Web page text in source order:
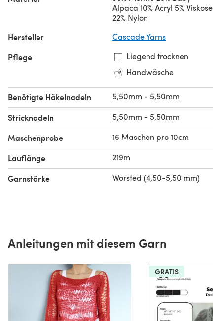
Alpaca 10% Acryl 5% Viskose
22% Nylon
Hersteller Cascade Yarns
Pflege
Liegend trocknen
Handwäsche
Benötigte Häkelnadeln 5,50mm - 5,50mm
Stricknadeln 5,50mm - 5,50mm
Maschenprobe 16 Maschen pro 10cm
Lauflänge 219m
Garnstärke Worsted (4,50-5,50 mm)
Anleitungen mit diesem Garn
GRATIS